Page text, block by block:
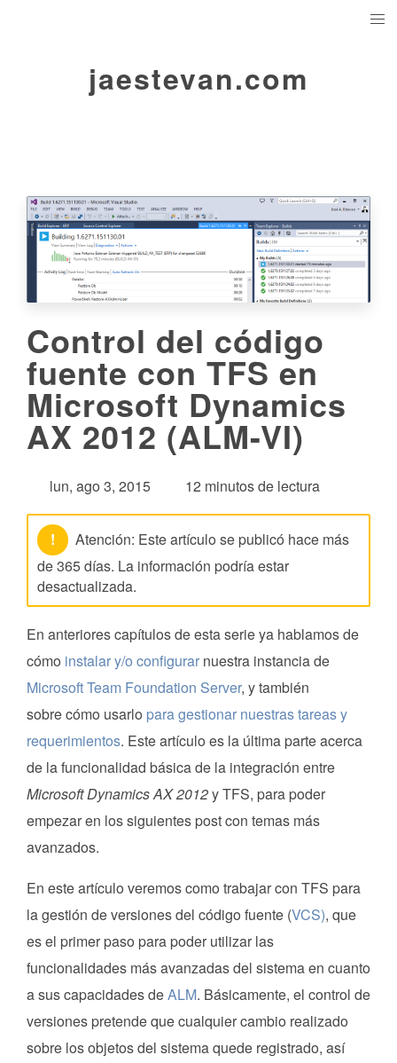
jaestevan.com
Control del código
fuente con TFS en
Microsoft Dynamics
AX 2012 (ALM-VI)
lun, ago 3, 2015 12 minutos de lectura
!
Atención: Este artículo se publicó hace más
de 365 días. La información podría estar
desactualizada.
En anteriores capítulos de esta serie ya hablamos de
cómo instalar y/o configurar nuestra instancia de
Microsoft Team Foundation Server, y también
sobre cómo usarlo para gestionar nuestras tareas y
requerimientos. Este artículo es la última parte acerca
de la funcionalidad básica de la integración entre
Microsoft Dynamics AX 2012y TFS, para poder
empezar en los siguientes post con temas más
avanzados.
En este artículo veremos como trabajar con TFS para
la gestión de versiones del código fuente (VCS), que
es el primer paso para poder utilizar las
funcionalidades más avanzadas del sistema en cuanto
a sus capacidades deALM. Básicamente, el control de
versiones pretende que cualquier cambio realizado
sobre los objetos del sistema quede registrado, así